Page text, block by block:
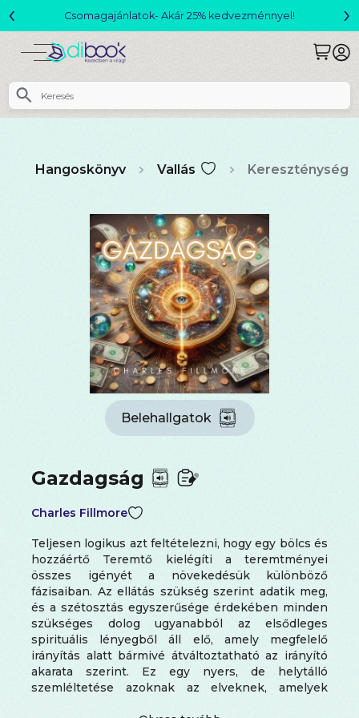
Csomagajánlatok- Akár 25% kedvezménnyel!
‹ ›
Hangoskönyv Vallás Kereszténység
Belehallgatok
Gazdagság
Charles Fillmore
Teljesen logikus azt feltételezni, hogy egy bölcs és
hozzáértő Teremtő kielégíti a teremtményei
összes igényét a növekedésük különböző
fázisaiban. Az ellátás szükség szerint adatik meg,
és a szétosztás egyszerűsége érdekében minden
szükséges dolog ugyanabból az elsődleges
spirituális lényegből áll elő, amely megfelelő
irányítás alatt bármivé átváltoztatható az irányító
akarata szerint. Ez egy nyers, de helytálló
szemléltetése azoknak az elveknek, amelyek